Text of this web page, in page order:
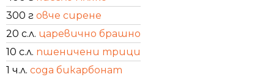
300 г овче сирене
20 с.л. царевично брашно
10 с.л. пшеничени трици
1 ч.л. сода бикарбонат